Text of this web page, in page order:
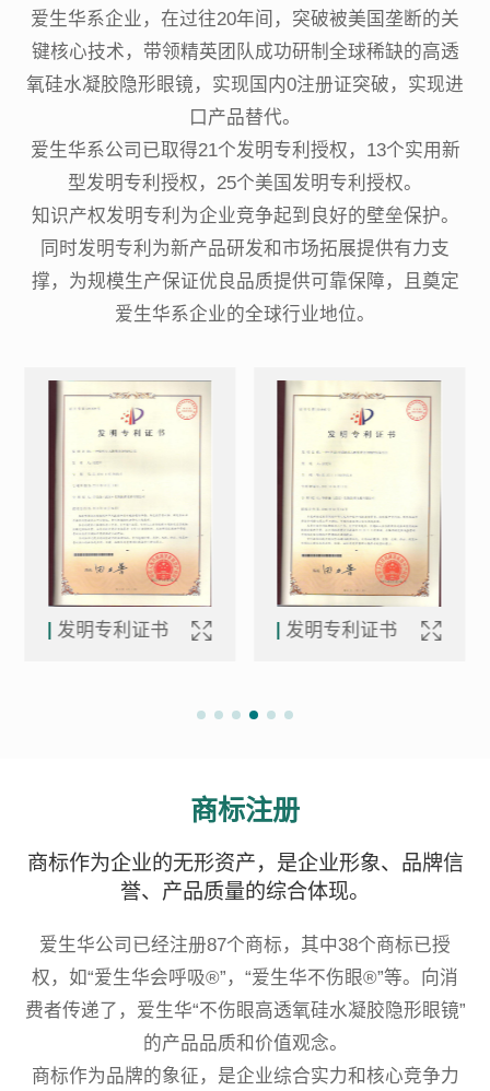
厂）。
2009
司，迄今，眼科材料产品畅销欧美40
多个国家，拥有全球发达区域近100家
客户，成为广受欢迎的高透氧硅水凝
胶隐形眼镜原材料供应商。
2006
创立华诺森（北京）生物医药有限公
司，成为少数几家为美国百年眼科企
业提供高透氧硅水凝胶隐形眼镜关键
材料并商用的企业。
2026
依托高透氧、高含水、低湿润角与UV
吸收1类四大核心卖点的爱生华硅水凝
计划”，在为用户提供崭新呵护体验的
同时，也为选择经营爱生华产品的合
作伙伴，构建可持续增长的长期价
2025
我们凭借20年硅水凝胶自主研发经
验，与自主供给全球供应链体系及更
高效商业路径，为国内大B客户提供品
质比肩“国际四大家”的高透氧硅水凝胶
隐形眼镜产品。基于产品四大核心卖
点，我们将为您代理的爱生华产品提
供保驾护航与赋能支持。
爱生华完成人工晶状体主文档申报，
申报，完成OK镜主文档申报。
爱生华系企业，在过往20年间，突破被美国垄断的关
键核心技术，带领精英团队成功研制全球稀缺的高透
氧硅水凝胶隐形眼镜，实现国内0注册证突破，实现进
口产品替代。
爱生华系公司已取得21个发明专利授权，13个实用新
型发明专利授权，25个美国发明专利授权。
知识产权发明专利为企业竞争起到良好的壁垒保护。
同时发明专利为新产品研发和市场拓展提供有力支
撑，为规模生产保证优良品质提供可靠保障，且奠定
爱生华系企业的全球行业地位。
发明专利证书 发明专利证书
商标注册
商标作为企业的无形资产，是企业形象、品牌信
誉、产品质量的综合体现。
爱生华公司已经注册87个商标，其中38个商标已授
权，如“爱生华会呼吸®”，“爱生华不伤眼®”等。向消
费者传递了，爱生华“不伤眼高透氧硅水凝胶隐形眼镜”
的产品品质和价值观念。
商标作为品牌的象征，是企业综合实力和核心竞争力